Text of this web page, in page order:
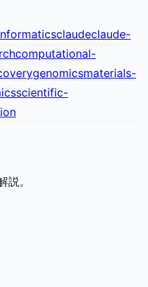
claudeclaude-
computational-
genomicsmaterials-
scientific-
。